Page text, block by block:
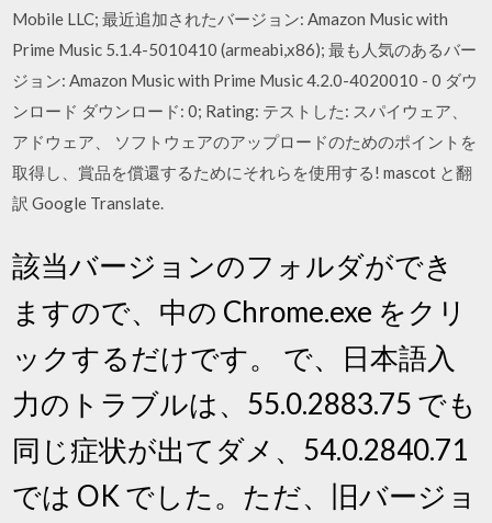
Mobile LLC; 最近追加されたバージョン: Amazon Music with
Prime Music 5.1.4-5010410 (armeabi,x86); 最も人気のあるバー
ジョン: Amazon Music with Prime Music 4.2.0-4020010 - 0 ダウ
ンロード ダウンロード: 0; Rating: テストした: スパイウェア、
アドウェア、 ソフトウェアのアップロードのためのポイントを
取得し、賞品を償還するためにそれらを使用する! mascot と翻
訳 Google Translate.
該当バージョンのフォルダができ
ますので、中の Chrome.exe をクリ
ックするだけです。 で、日本語入
力のトラブルは、55.0.2883.75 でも
同じ症状が出てダメ、54.0.2840.71
では OK でした。ただ、旧バージョ